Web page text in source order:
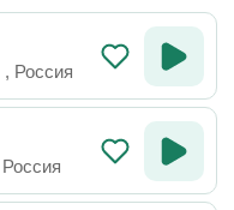
, Россия
Россия